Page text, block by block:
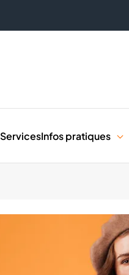
ServicesInfos pratiques